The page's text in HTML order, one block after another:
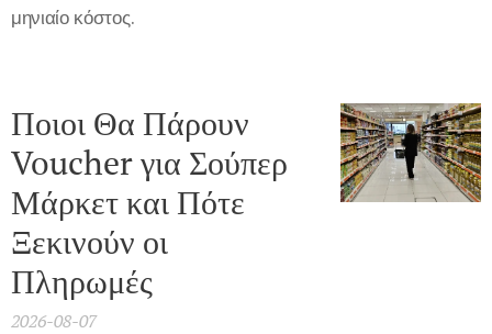
μηνιαίο κόστος.
Ποιοι Θα Πάρουν
Voucher για Σούπερ
Μάρκετ και Πότε
Ξεκινούν οι
Πληρωμές
2026-08-07